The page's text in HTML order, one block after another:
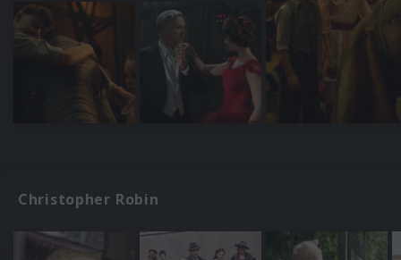
Christopher Robin